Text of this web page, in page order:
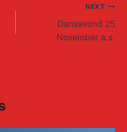
NEXT
Dansavond 25
November a.s.